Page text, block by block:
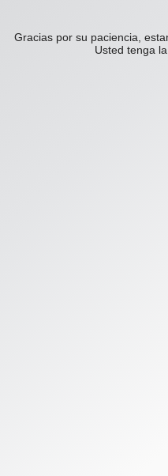
Gracias por su paciencia,
Usted tenga